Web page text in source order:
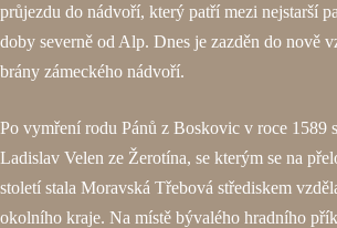
průjezdu do nádvoří, který patří mezi nejstarší
doby severně od Alp. Dnes je zazděn do nově
brány zámeckého nádvoří.
Po vymření rodu Pánů z Boskovic v roce 1589
Ladislav Velen ze Žerotína, se kterým se na
století stala Moravská Třebová střediskem
okolního kraje. Na místě bývalého hradního